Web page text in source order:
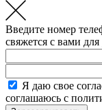
Введите номер
свяжется с вами
Я даю свое
соглашаюсь с